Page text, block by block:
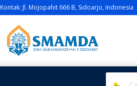
Kontak: Jl. Mojopahit 666 B, Sidoarjo, Indonesia